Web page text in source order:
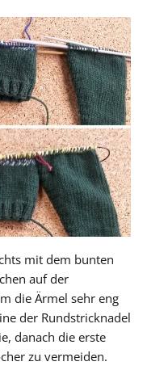
mit dem bunten
auf der
die Ärmel sehr eng
der Rundstricknadel
danach die erste
zu vermeiden.